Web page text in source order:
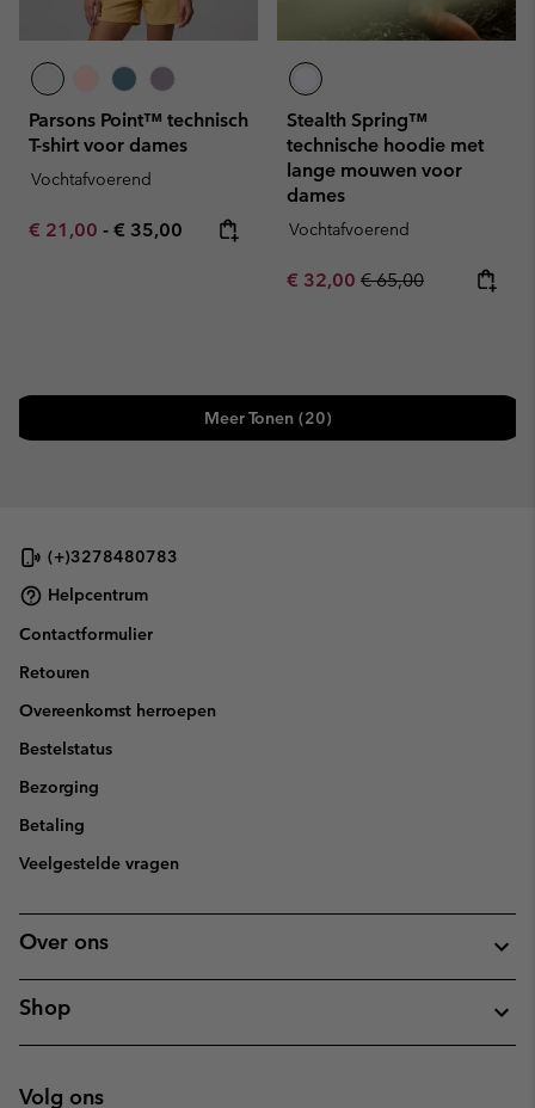
Parsons Point™ technisch
T-shirt voor dames
Vochtafvoerend
Minimum sale price:
€ 21,00 - Maximum price:
€ 35,00
Stealth Spring™
technische hoodie met
lange mouwen voor
dames
Vochtafvoerend
Sale price:
€ 32,00 Regular price:
€ 65,00
Meer Tonen (20)
(+)3278480783
Helpcentrum
Contactformulier
Retouren
Overeenkomst herroepen
Bestelstatus
Bezorging
Betaling
Veelgestelde vragen
Over ons
Shop
Volg ons